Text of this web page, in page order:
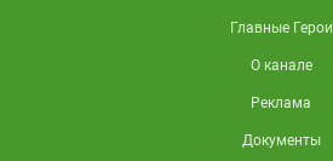
Главные Герои
О канале
Реклама
Документы